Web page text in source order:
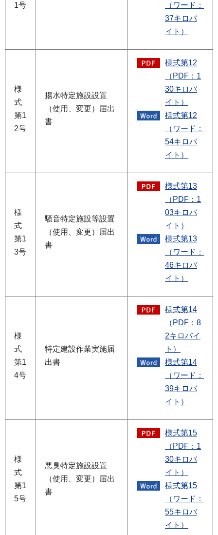
1号
（ワード：
37キロバ
イト）
様
式
第1
2号
揚水特定施設設置
（使用、変更）届出
書
様式第12
（PDF：1
30キロバ
イト）
様式第12
（ワード：
54キロバ
イト）
様
式
第1
3号
騒音特定施設等設置
（使用、変更）届出
書
様式第13
（PDF：1
03キロバ
イト）
様式第13
（ワード：
46キロバ
イト）
様
式
第1
4号
特定建設作業実施届
出書
様式第14
（PDF：8
2キロバイ
ト）
様式第14
（ワード：
39キロバ
イト）
様
式
第1
5号
悪臭特定施設設置
（使用、変更）届出
書
様式第15
（PDF：1
30キロバ
イト）
様式第15
（ワード：
55キロバ
イト）